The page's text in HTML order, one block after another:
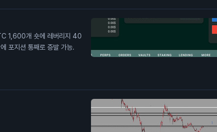
1,600개 숏에 레버리지 40
포지션 통째로 증발 가능.